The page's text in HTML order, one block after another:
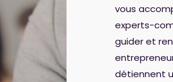
vous
experts-
guider et
détiennent